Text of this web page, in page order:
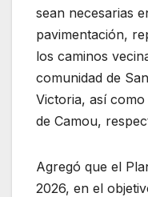
sean necesarias
pavimentación,
los caminos
comunidad de
Victoria, así
de Camou,
Agregó que el
2026, en el